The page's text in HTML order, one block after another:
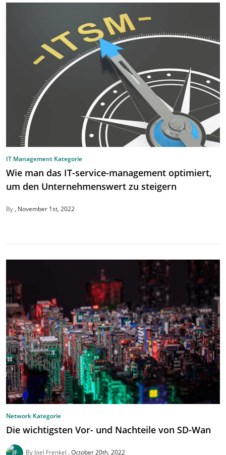
IT Management Kategorie
Wie man das IT-service-management optimiert,
um den Unternehmenswert zu steigern
By November 1st, 2022
Network Kategorie
Die wichtigsten Vor- und Nachteile von SD-Wan
By Joel Frenkel October 20th, 2022